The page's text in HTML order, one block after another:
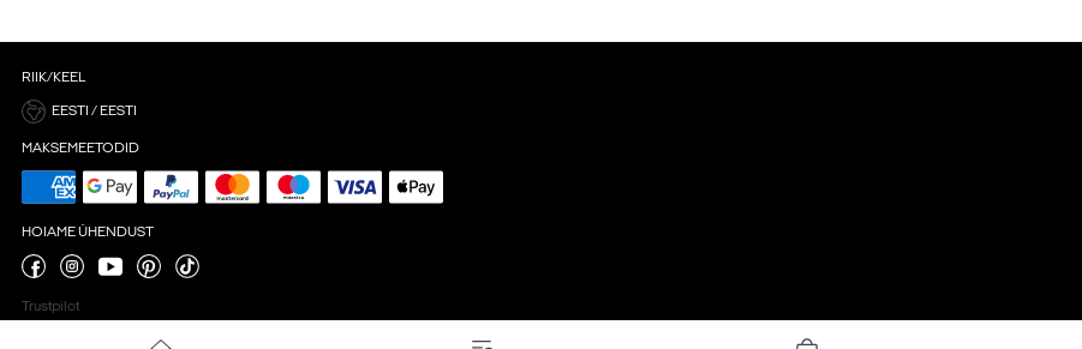
RIIK/KEEL
EESTI / EESTI
MAKSEMEETODID
HOIAME ÜHENDUST
Trustpilot